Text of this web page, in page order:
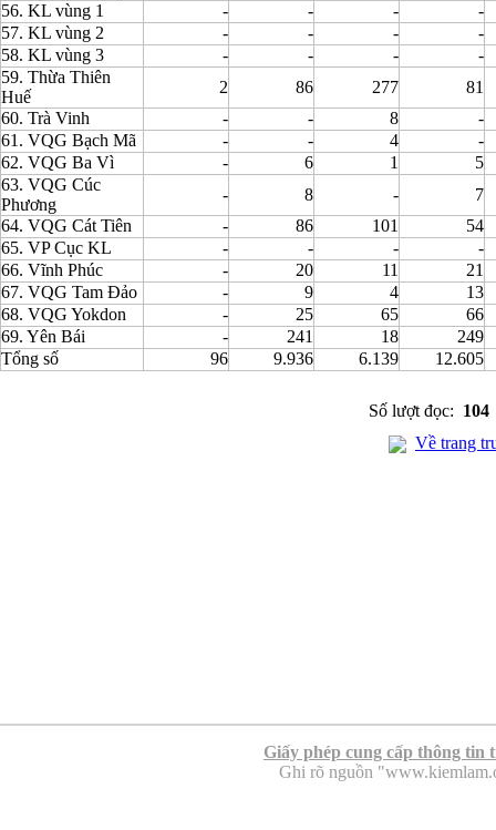
56. KL vùng 1
- - -
-
57. KL vùng 2
- - -
-
58. KL vùng 3
- - -
-
59. Thừa Thiên
Huế
2 86 277
81
60. Trà Vinh
- - 8
-
61. VQG Bạch Mã
- - 4
-
62. VQG Ba Vì
- 6 1
5
63. VQG Cúc
Phương
- 8 -
7
64. VQG Cát Tiên
- 86 101
54
65. VP Cục KL
- - -
-
66. Vĩnh Phúc
- 20 11
21
67. VQG Tam Đảo
- 9 4
13
68. VQG Yokdon
- 25 65
66
69. Yên Bái
- 241 18
249
Tổng số
96 9.936 6.139 12.605
Số lượt đọc: 104
Về trang
Giấy phép cung cấp thông tin
Ghi rõ nguồn